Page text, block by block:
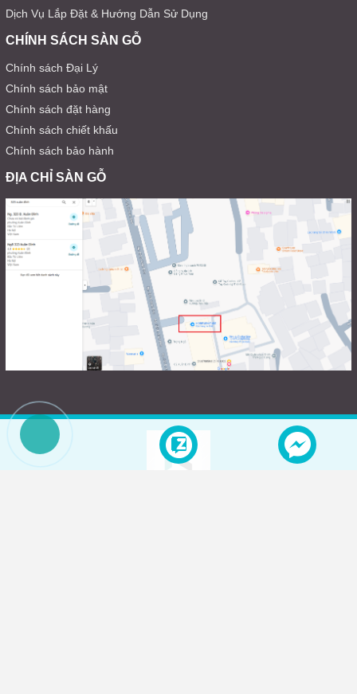
Dịch Vụ Lắp Đặt & Hướng Dẫn Sử Dụng
CHÍNH SÁCH SÀN GỖ
Chính sách Đại Lý
Chính sách bảo mật
Chính sách đặt hàng
Chính sách chiết khấu
Chính sách bảo hành
ĐỊA CHỈ SÀN GỖ